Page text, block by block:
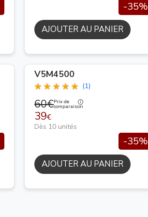
-35%
AJOUTER AU PANIER
V5M4500
(1)
60€Prix de
comparaison
39€
Dès 10 unités
-35%
AJOUTER AU PANIER